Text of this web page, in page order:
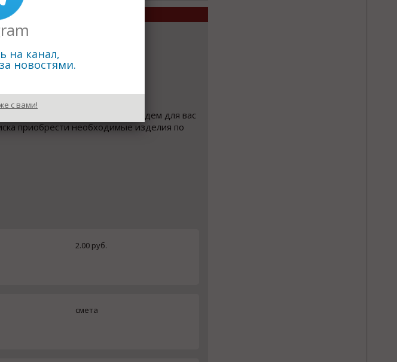
и упаковка
в сфере b2b закупок. Найдем для вас
приобрести необходимые изделия по
2.00 руб.
смета
на канал,
новостями.
с вами!